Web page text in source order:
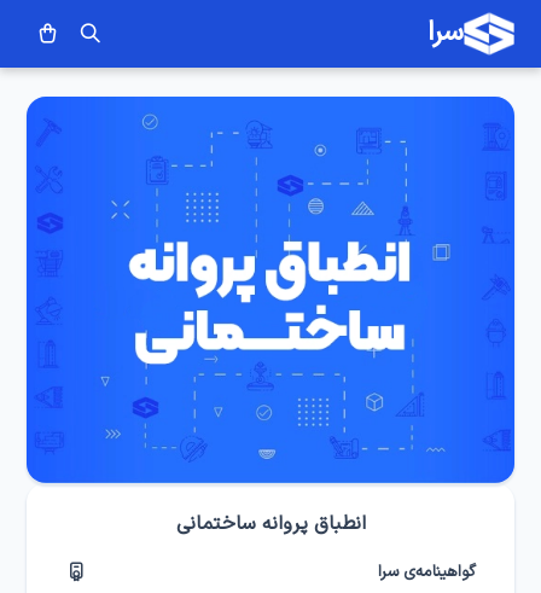
سرا
انطباق پروانه ساختمانی
گواهینامه‌ی سرا